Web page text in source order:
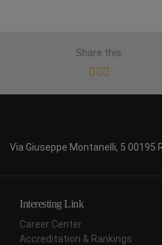
Share this:
Via Giuseppe Montanelli, 5 00195
Interesting Link
Career Center
Accreditation & Rankings